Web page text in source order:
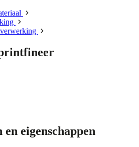
eigenschappen